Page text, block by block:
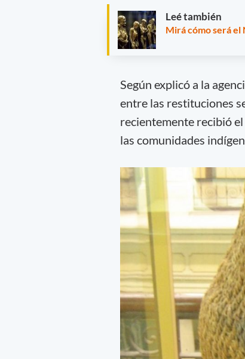
Leé también
Mirá cómo será el
Según explicó a la
entre las restituciones
recientemente recibió
las comunidades